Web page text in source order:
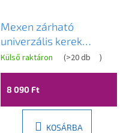
Mexen zárható
univerzális kerek
mosdó lefolyó,
ClickClack, Antik bronz,
79930-30
Külső raktáron (>20 db )
8 090 Ft
KOSÁRBA